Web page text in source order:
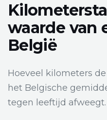
waarde van
België
Hoeveel kilometers
het Belgische
tegen leeftijd afweegt.